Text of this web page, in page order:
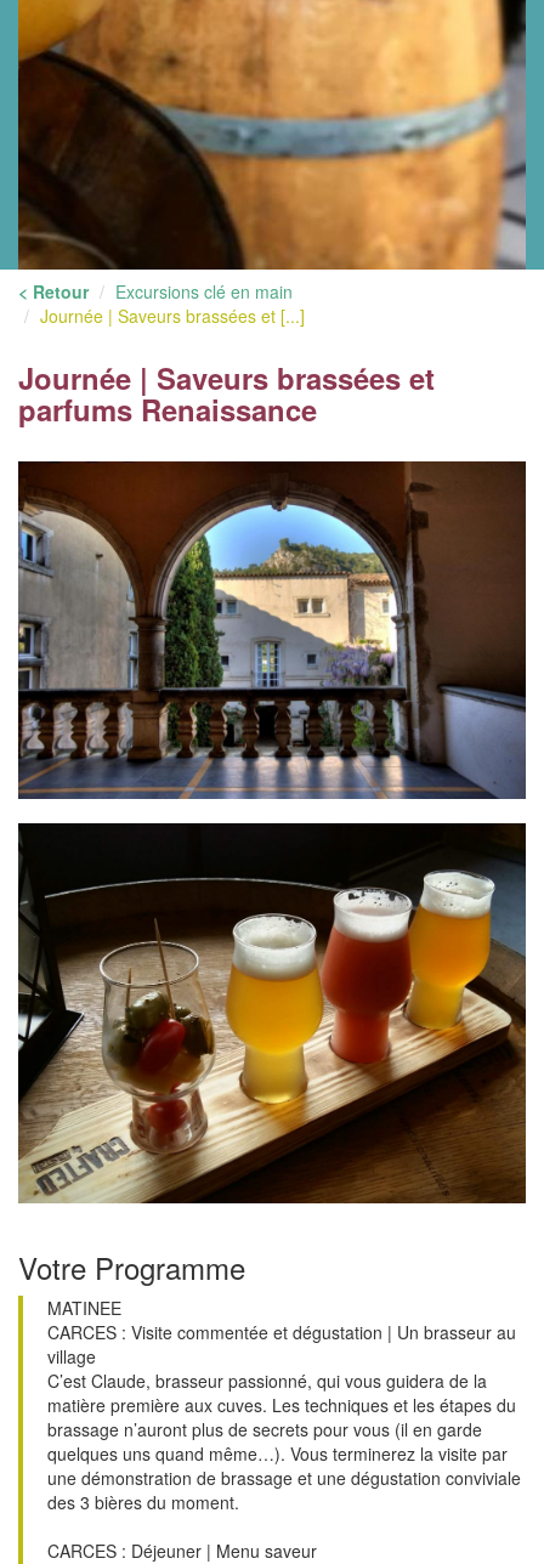
< Retour
Excursions clé en main
Journée | Saveurs brassées et [...]
Journée | Saveurs brassées et
parfums Renaissance
Votre Programme
MATINEE
CARCES : Visite commentée et dégustation | Un brasseur au
village
C’est Claude, brasseur passionné, qui vous guidera de la
matière première aux cuves. Les techniques et les étapes du
brassage n’auront plus de secrets pour vous (il en garde
quelques uns quand même…). Vous terminerez la visite par
une démonstration de brassage et une dégustation conviviale
des 3 bières du moment.
CARCES : Déjeuner | Menu saveur